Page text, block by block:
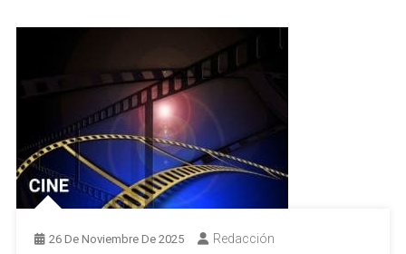
26 De Noviembre De 2025 Redacción